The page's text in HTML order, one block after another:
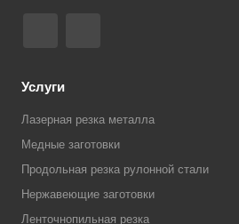
Услуги
Лазерная резка металла
Медные заготовки
Продольная резка рулонной стали
Нержавеющие заготовки
Ленточнопильная резка